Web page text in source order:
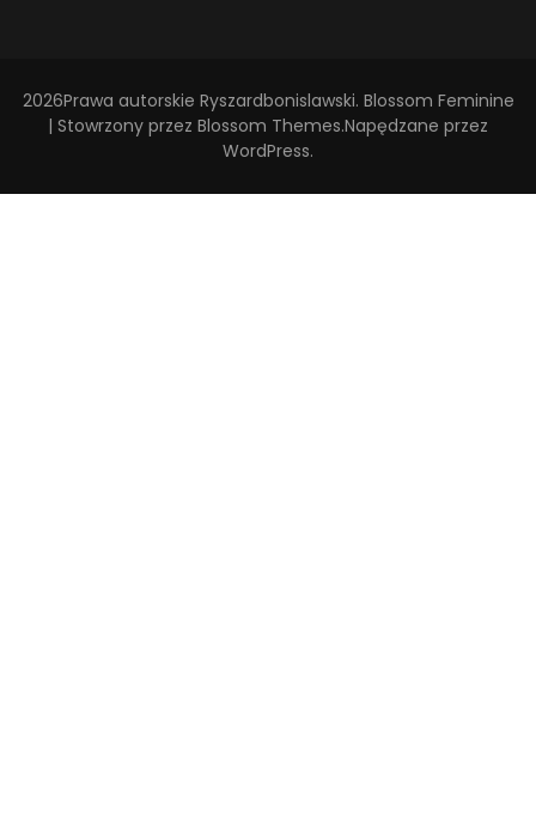
2026Prawa autorskie Ryszardbonislawski. Blossom Feminine
| Stowrzony przez Blossom Themes.Napędzane przez
WordPress.